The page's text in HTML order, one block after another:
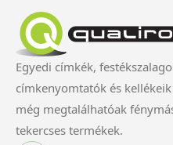
Egyedi címkék,
címkenyomtatók és
még megtalálhatóak
tekercses termékek.